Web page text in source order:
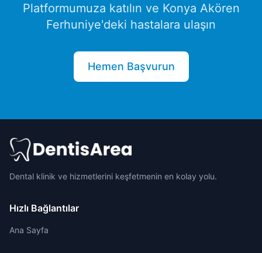
Platformumuza katılın ve Konya Akören
Ferhuniye'deki hastalara ulaşın
Hemen Başvurun
Dental klinik ve hizmetlerini keşfetmenin en kolay yolu.
Hızlı Bağlantılar
Ana Sayfa